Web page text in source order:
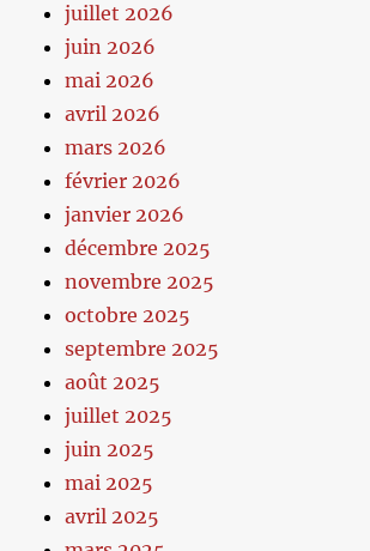
juillet 2026
juin 2026
mai 2026
avril 2026
mars 2026
février 2026
janvier 2026
décembre 2025
novembre 2025
octobre 2025
septembre 2025
août 2025
juillet 2025
juin 2025
mai 2025
avril 2025